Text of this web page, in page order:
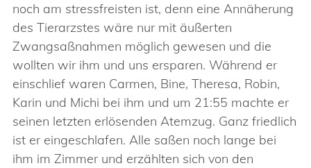
noch am stressfreisten ist, denn eine Annäherung
des Tierarzstes wäre nur mit äußerten
Zwangsaßnahmen möglich gewesen und die
wollten wir ihm und uns ersparen. Während er
einschlief waren Carmen, Bine, Theresa, Robin,
Karin und Michi bei ihm und um 21:55 machte er
seinen letzten erlösenden Atemzug. Ganz friedlich
ist er eingeschlafen. Alle saßen noch lange bei
ihm im Zimmer und erzählten sich von den